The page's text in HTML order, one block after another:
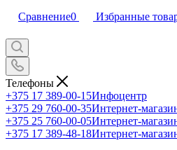
Сравнение0 Избранные
Телефоны
+375 17 389-00-15Инфоцентр
+375 29 760-00-35Интернет-
+375 25 760-00-05Интернет-
+375 17 389-48-18Интернет-